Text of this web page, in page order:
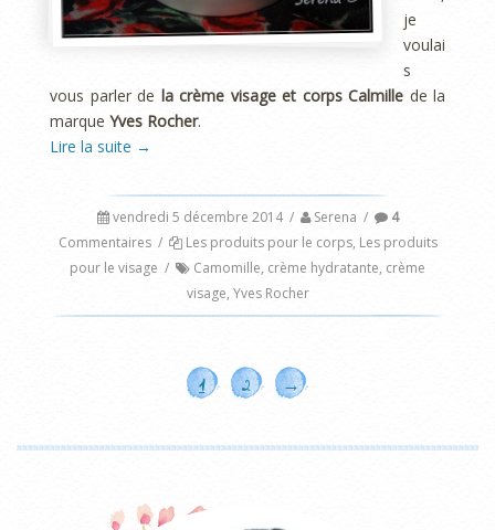
je
voulai
s
vous parler de la crème visage et corps Calmille de la
marque Yves Rocher.
Lire la suite →
vendredi 5 décembre 2014 / Serena /
4
Commentaires / Les produits pour le corps, Les produits
pour le visage / Camomille, crème hydratante, crème
visage, Yves Rocher
1 2 →